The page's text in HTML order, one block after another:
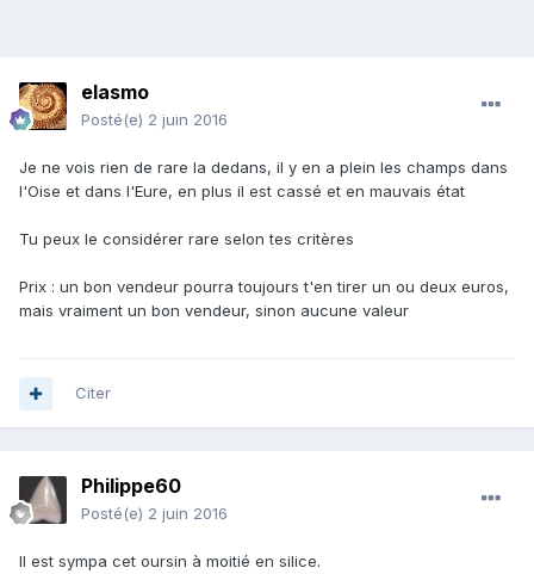
elasmo
Posté(e) 2 juin 2016
Je ne vois rien de rare la dedans, il y en a plein les champs dans
l'Oise et dans l'Eure, en plus il est cassé et en mauvais état
Tu peux le considérer rare selon tes critères
Prix : un bon vendeur pourra toujours t'en tirer un ou deux euros,
mais vraiment un bon vendeur, sinon aucune valeur
Citer
Philippe60
Posté(e) 2 juin 2016
Il est sympa cet oursin à moitié en silice.